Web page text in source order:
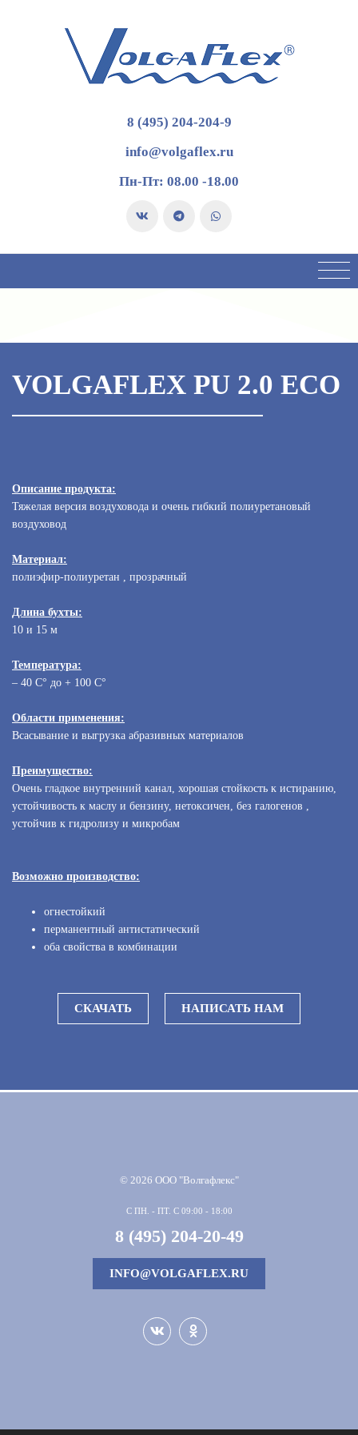
8 (495) 204-204-9
info@volgaflex.ru
Пн-Пт: 08.00 -18.00
VOLGAFLEX PU 2.0 ECO
Описание продукта‎:
Тяжелая версия воздуховода и очень гибкий полиуретановый
воздуховод‎
Материал:
полиэфир-полиуретан , прозрачный‎
Длина бухты:
10 и 15 м
Температура:
– 40 С° до + 100 C°
Области применения:‎
Всасывание и выгрузка абразивных материалов
Преимущество:‎
Очень гладкое внутренний канал, хорошая стойкость к истиранию,
устойчивость к маслу и бензину, нетоксичен, без галогенов ,
устойчив к гидролизу и микробам‎
Возможно производство:‎
‎огнестойкий‎
‎перманентный антистатический‎
оба свойства в комбинации‎
СКАЧАТЬ НАПИСАТЬ НАМ
© 2026 ООО "Волгафлекс"
С ПН. - ПТ. С 09:00 - 18:00
8 (495) 204-20-49
INFO@VOLGAFLEX.RU